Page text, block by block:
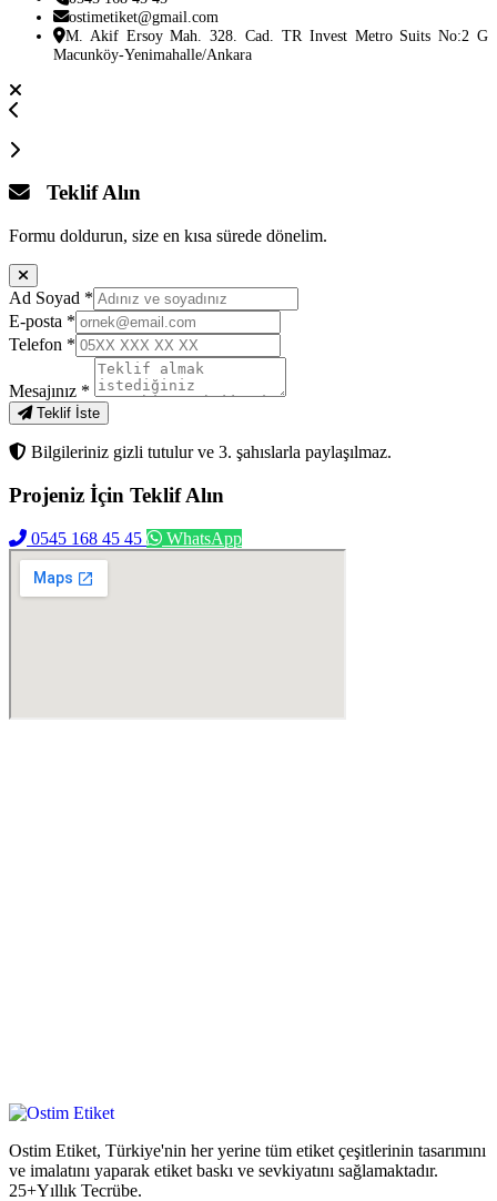
ostimetiket@gmail.com
M. Akif Ersoy Mah. 328. Cad. TR Invest Metro Suits No:2 G
Macunköy-Yenimahalle/Ankara
Teklif Alın
Formu doldurun, size en kısa sürede dönelim.
Ad Soyad *
E-posta *
Telefon *
Mesajınız *
Teklif İste
Bilgileriniz gizli tutulur ve 3. şahıslarla paylaşılmaz.
Projeniz İçin Teklif Alın
0545 168 45 45 WhatsApp
Ostim Etiket, Türkiye'nin her yerine tüm etiket çeşitlerinin tasarımını
ve imalatını yaparak etiket baskı ve sevkiyatını sağlamaktadır.
25+Yıllık Tecrübe.